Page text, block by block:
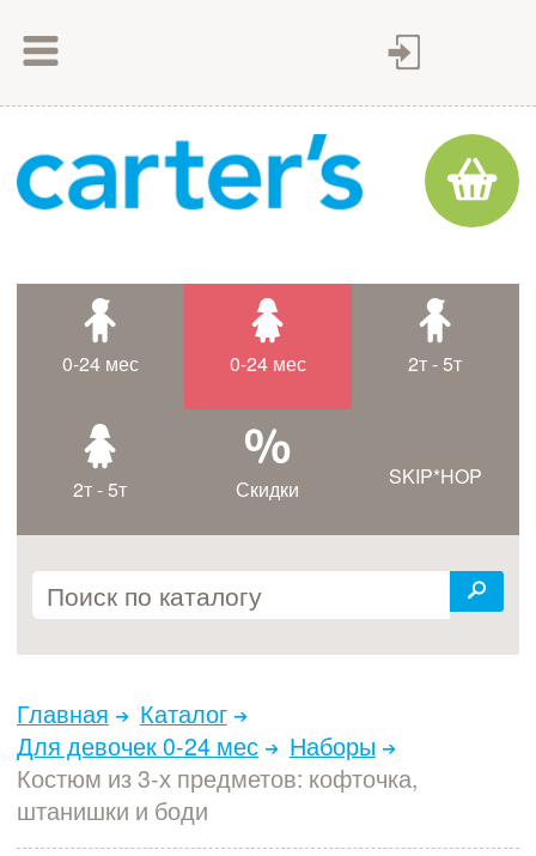
Как оплатить
Доставка товара
Контакты
0-24 мес 0-24 мес 2т - 5т
2т - 5т Скидки SKIP*HOP
Главная
Каталог
Для девочек 0-24 мес
Наборы
Костюм из 3-х предметов: кофточка,
штанишки и боди